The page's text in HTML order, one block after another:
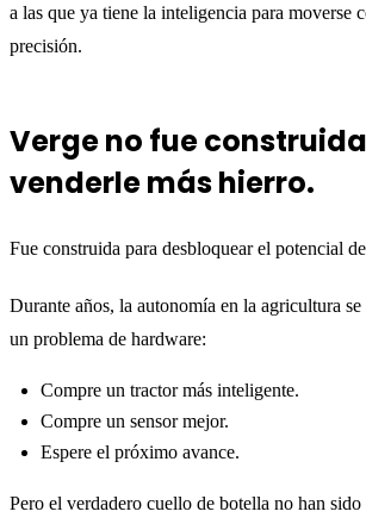
a las que ya tiene la inteligencia para moverse
precisión.
Verge no fue
venderle más hierro.
Fue construida para desbloquear el potencial
Durante años, la autonomía en la agricultura
un problema de hardware:
Compre un tractor más inteligente.
Compre un sensor mejor.
Espere el próximo avance.
Pero el verdadero cuello de botella no han sido